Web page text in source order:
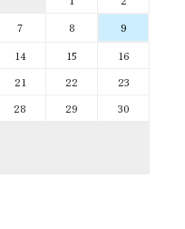
7 8
9
14 15
16
21 22
23
28 29
30